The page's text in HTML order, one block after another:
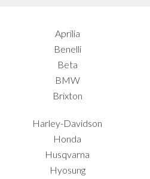
Aprilia
Benelli
Beta
BMW
Brixton
Harley-Davidson
Honda
Husqvarna
Hyosung